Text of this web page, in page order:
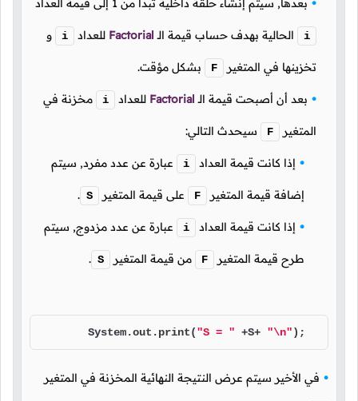
بعدها, سيتم إنشاء حلقة داخلية تبدأ من 1 إلى قيمة العداد
i الحالية بهدف حساب قيمة الـ Factorial للعداد i و
تخزينها في المتغير F بشكل مؤقت.
بعد أن أصبحت قيمة الـ Factorial للعداد i مخزنة في
المتغير F سيحدث التالي:
إذا كانت قيمة العداد i عبارة عن عدد مفرد, سيتم
إضافة قيمة المتغير F على قيمة المتغير S
.
إذا كانت قيمة العداد i عبارة عن عدد مزدوج, سيتم
طرح قيمة المتغير F من قيمة المتغير S
.
        System.out.print(
"S = " +S+ "\n");
في الأخير سيتم عرض النتيجة النهائية المخزنة في المتغير